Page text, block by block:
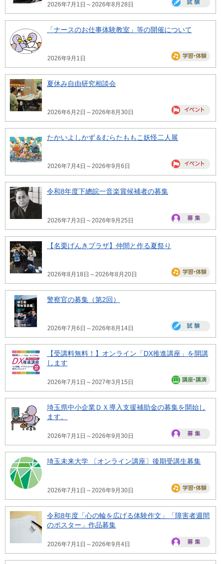
2026年7月1日～2026年8月28日
「ナースのお仕事体験教室」等の開催について
2026年9月1日
夏休み自由研究相談会
2026年6月2日～2026年8月30日
たかいよしかず＆むらたももこ妖怪二人展
2026年7月4日～2026年9月6日
令和8年度下總皖一音楽賞候補者の募集
2026年7月3日～2026年9月25日
【名栗げんきプラザ】仲間と作る夏祭り
2026年8月18日～2026年8月20日
警察官の募集（第2回）
2026年7月6日～2026年8月14日
【受講料無料！】オンライン「DX推進講座」を開講
します
2026年7月1日～2027年3月15日
埼玉県中小企業ＤＸ導入支援補助金の募集を開始し
ます。
2026年7月1日～2026年9月30日
埼玉未来大学 〔オンライン講座〕後期受講生募集
2026年7月1日～2026年9月30日
令和8年度「心の輪を広げる体験作文」「障害者週間
のポスター」作品募集
2026年7月1日～2026年9月4日